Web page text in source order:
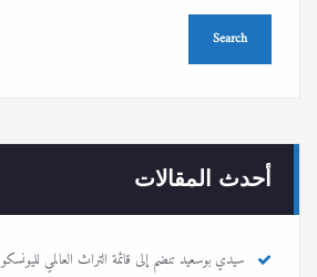
أحدث المقالات
سيدي بوسعيد تنضم إلى قائمة التراث العالمي لليونسكو